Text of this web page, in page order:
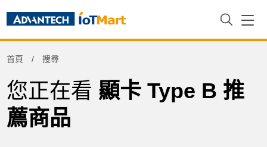
首頁 搜尋
您正在看 顯卡 Type B 推
薦商品